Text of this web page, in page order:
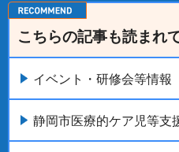
こちらの記事も読まれ
イベント・研修会等情報
静岡市医療的ケア児等支